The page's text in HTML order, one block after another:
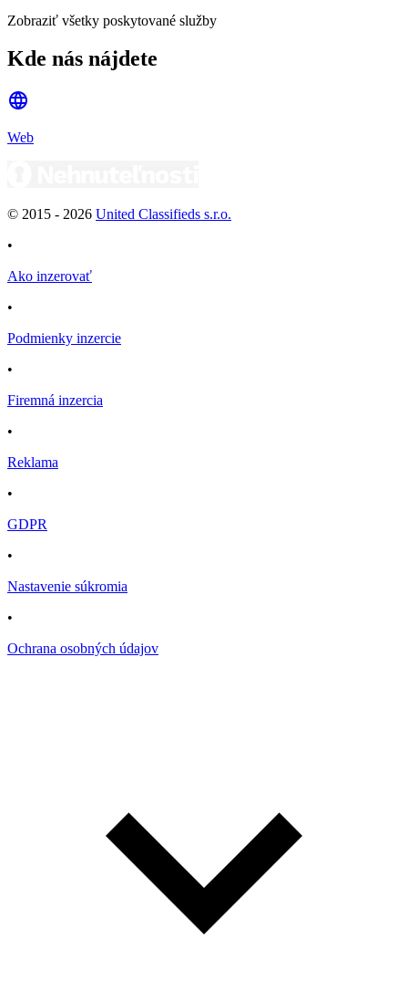
Zobraziť všetky poskytované služby
Kde nás nájdete
Web
© 2015 - 2026 United Classifieds s.r.o.
•
Ako inzerovať
•
Podmienky inzercie
•
Firemná inzercia
•
Reklama
•
GDPR
•
Nastavenie súkromia
•
Ochrana osobných údajov